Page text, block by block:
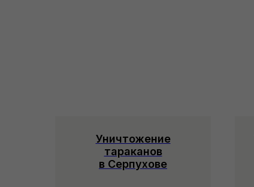
Уничтожение
тараканов
в Серпухове